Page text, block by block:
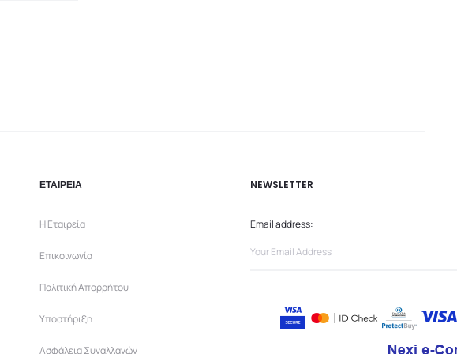
ΕΤΑΙΡΕΙΑ
Η Εταιρεία
Επικοινωνία
Πολιτική Απορρήτου
Υποστήριξη
Ασφάλεια Συναλλαγών
NEWSLETTER
Email address: